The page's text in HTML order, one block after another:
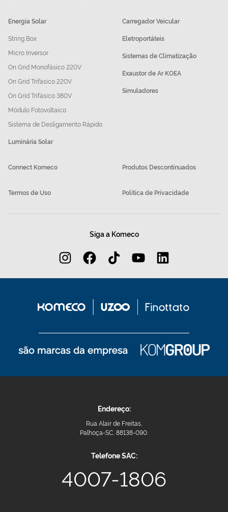
Energia Solar
String Box
Micro Inversor
On Grid Monofásico 220V
On Grid Trifásico 220V
On Grid Trifásico 380V
Módulo Fotovoltaico
Sistema de Desligamento Rápido
Luminária Solar
Carregador Veicular
Eletroportáteis
Sistemas de Climatização
Exaustor de Ar KOEA
Simuladores
Connect Komeco Produtos Descontinuados
Termos de Uso Política de Privacidade
Siga a Komeco
Endereço:
Rua Alair de Freitas,
Palhoça-SC, 88138-090.
Telefone SAC:
4007-1806